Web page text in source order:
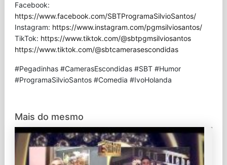
Facebook:
https://www.facebook.com/SBTProgramaSilvioSantos/
Instagram: https://www.instagram.com/pgmsilviosantos/
TikTok: https://www.tiktok.com/@sbtpgmsilviosantos
https://www.tiktok.com/@sbtcamerasescondidas
#Pegadinhas #CamerasEscondidas #SBT #Humor
#ProgramaSilvioSantos #Comedia #IvoHolanda
Mais do mesmo